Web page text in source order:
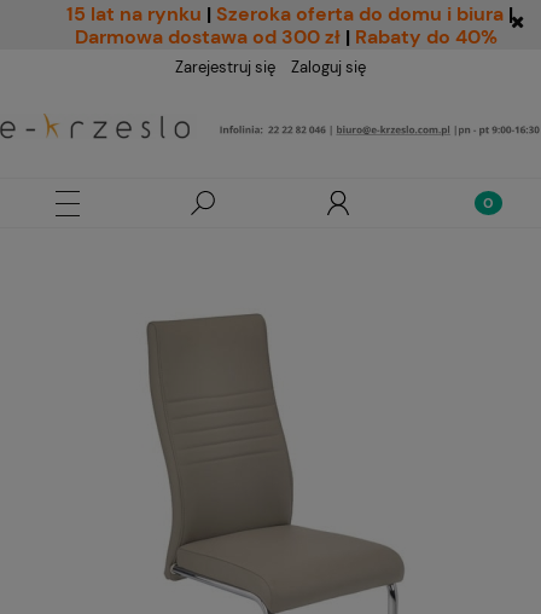
15 lat na rynku | Szeroka oferta do domu i biura |
Darmowa dostawa od 300 zł | Rabaty do 40%
Zarejestruj się Zaloguj się